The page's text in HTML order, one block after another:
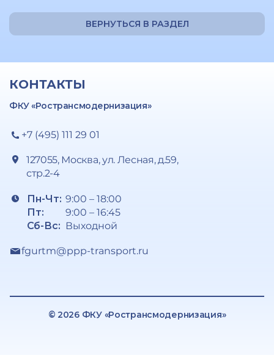
ВЕРНУТЬСЯ В РАЗДЕЛ
КОНТАКТЫ
ФКУ «Ространсмодернизация»
+7 (495) 111 29 01
127055, Москва, ул. Лесная, д.59,
стр.2-4
Пн-Чт:
Пт:
Сб-Вс:
9:00 – 18:00
9:00 – 16:45
Выходной
fgurtm@ppp-transport.ru
© 2026 ФКУ «Ространсмодернизация»